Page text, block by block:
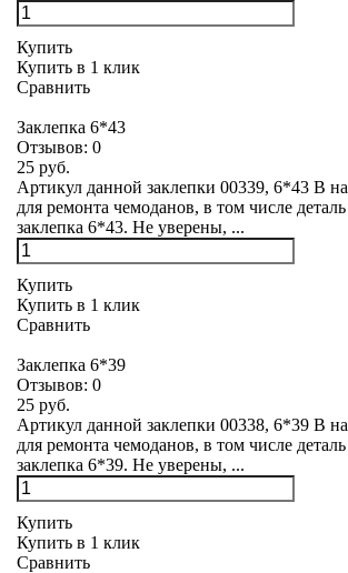
Купить
Купить в 1 клик
Сравнить
Заклепка 6*43
Отзывов: 0
25 руб.
Артикул данной заклепки 00339, 6*43 В
для ремонта чемоданов, в том числе
заклепка 6*43. Не уверены, ...
Купить
Купить в 1 клик
Сравнить
Заклепка 6*39
Отзывов: 0
25 руб.
Артикул данной заклепки 00338, 6*39 В
для ремонта чемоданов, в том числе
заклепка 6*39. Не уверены, ...
Купить
Купить в 1 клик
Сравнить